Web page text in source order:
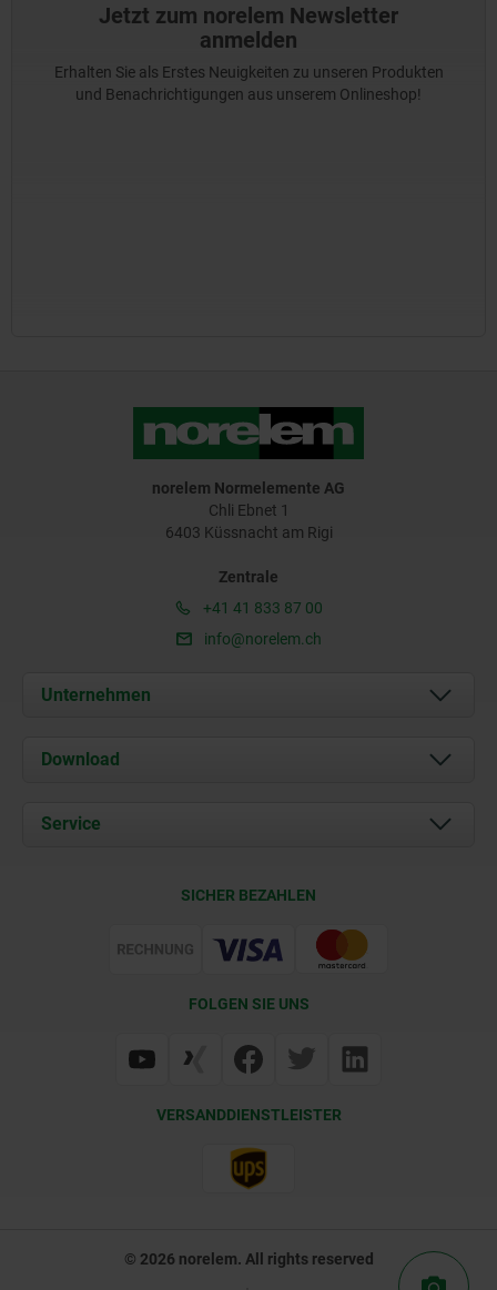
Jetzt zum norelem Newsletter
anmelden
Erhalten Sie als Erstes Neuigkeiten zu unseren Produkten
und Benachrichtigungen aus unserem Onlineshop!
norelem Normelemente AG
Chli Ebnet 1
6403 Küssnacht am Rigi
Zentrale
+41 41 833 87 00
info@norelem.ch
Unternehmen
Über uns
Kontakt
Download
Dokumente
Service
SICHER BEZAHLEN
FOLGEN SIE UNS
VERSANDDIENSTLEISTER
© 2026 norelem. All rights reserved